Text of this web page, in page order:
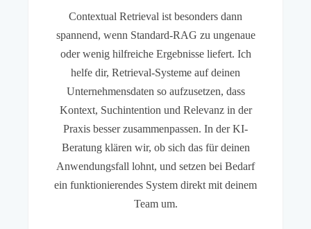
Contextual Retrieval ist besonders dann
spannend, wenn Standard-RAG zu ungenaue
oder wenig hilfreiche Ergebnisse liefert. Ich
helfe dir, Retrieval-Systeme auf deinen
Unternehmensdaten so aufzusetzen, dass
Kontext, Suchintention und Relevanz in der
Praxis besser zusammenpassen. In der KI-
Beratung klären wir, ob sich das für deinen
Anwendungsfall lohnt, und setzen bei Bedarf
ein funktionierendes System direkt mit deinem
Team um.